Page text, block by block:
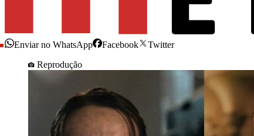
Enviar no WhatsApp Facebook
Twitter
Reprodução